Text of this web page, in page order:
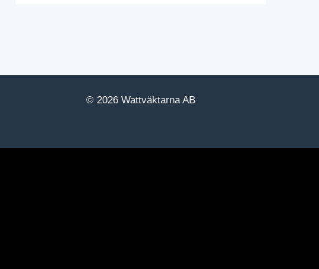
© 2026 Wattväktarna AB